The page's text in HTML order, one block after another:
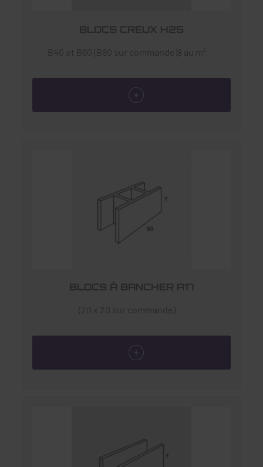
BLOCS CREUX H25
B40 et B60 (B80 sur commande)8 au m²
BLOCS À BANCHER A17
(20 x 20 sur commande)